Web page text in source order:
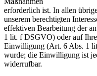
erforderlich ist. In allen
unserem berechtigten
effektiven Bearbeitung der
1 lit. f DSGVO) oder auf
Einwilligung (Art. 6 Abs. 1
wurde; die Einwilligung ist
widerrufbar.